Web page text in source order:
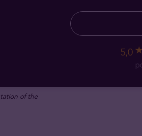
5,0
of the